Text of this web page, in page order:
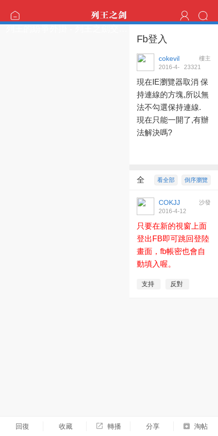
Fb登入
樓主
cokevil
23321
2016-4-
現在IE瀏覽器取消 保
持連線的方塊,所以無
法不勾選保持連線.
現在只能一開了,有辦
法解決嗎?
倒序瀏覽
看全部
全
部回復 1 沙發
COKJJ
2016-4-12
只要在新的視窗上面
登出FB即可跳回登陸
畫面，fb帳密也會自
動填入喔。
支持 反對
回復 收藏 轉播 分享 淘帖